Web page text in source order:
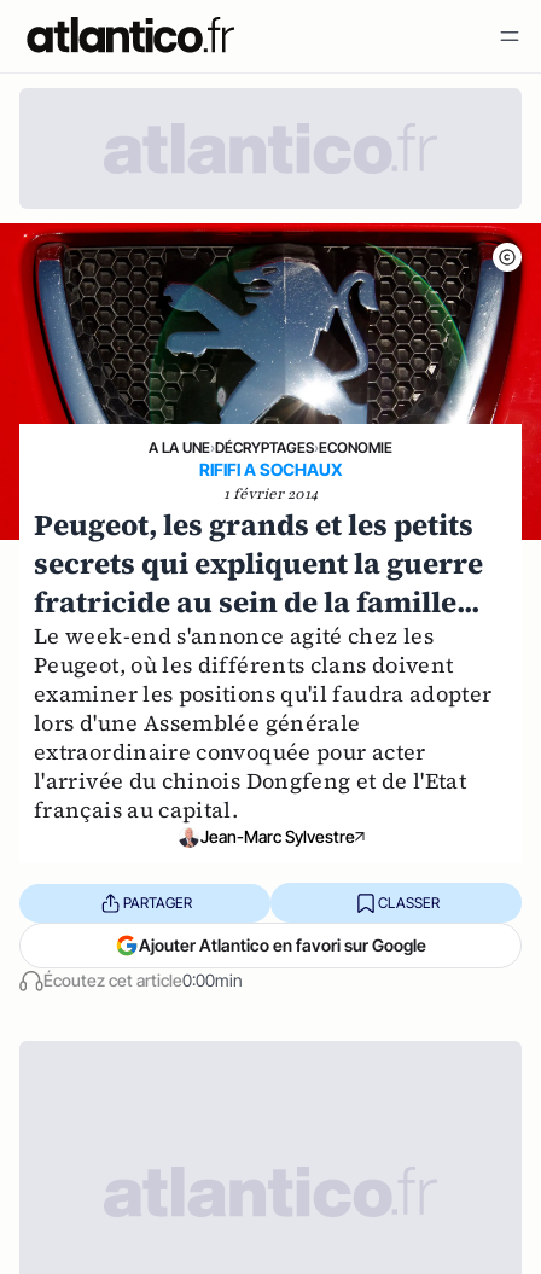
A LA UNE›DÉCRYPTAGES›ECONOMIE
RIFIFI A SOCHAUX
1 février 2014
Peugeot, les grands et les petits
secrets qui expliquent la guerre
fratricide au sein de la famille...
Le week-end s'annonce agité chez les
Peugeot, où les différents clans doivent
examiner les positions qu'il faudra adopter
lors d'une Assemblée générale
extraordinaire convoquée pour acter
l'arrivée du chinois Dongfeng et de l'Etat
français au capital.
Jean-Marc Sylvestre
Écoutez cet article0:00min
PARTAGER CLASSER
Ajouter Atlantico en favori sur Google